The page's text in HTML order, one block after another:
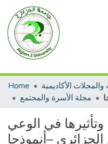
Home والمجلات الأكاديمية
مجلة الأسرة والمجتمع
وتأثيرها في الوعي